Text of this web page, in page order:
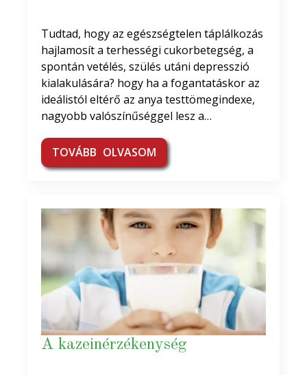
Tudtad, hogy az egészségtelen táplálkozás
hajlamosít a terhességi cukorbetegség, a
spontán vetélés, szülés utáni depresszió
kialakulására? hogy ha a fogantatáskor az
ideálistól eltérő az anya testtömegindexe,
nagyobb valószínűséggel lesz a…
TOVÁBB OLVASOM
A kazeinérzékenység